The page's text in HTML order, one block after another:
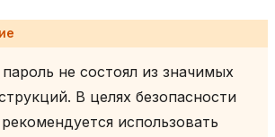
не состоял из значимых
В целях безопасности
использовать